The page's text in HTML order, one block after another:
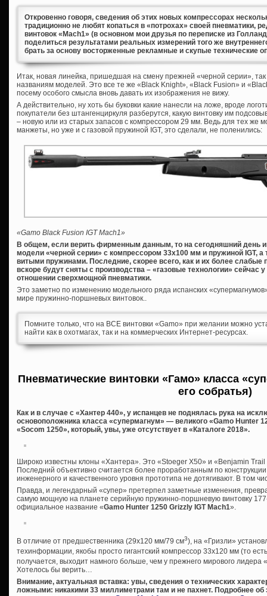
Откровенно говоря, сведения об этих новых компрессорах
традиционно не любят копаться в «потрохах» своей пневматики,
винтовок «Mach1» (в основном мои друзья по переписке из
поделиться результатами реальных измерений того же
брать за основу восторженные рекламные и скупые технические
Итак, новая линейка, пришедшая на смену прежней «черной серии»,
названиям моделей. Это все те же «Black Knight», «Black Fusion» и
посему особого смысла вновь давать их изображения не вижу.
А действительно, ну хоть бы буковки какие нанесли на ложе, вроде
покупатели без штангенциркуля разберутся, какую винтовку им
– новую или из старых запасов с компрессором 29 мм. Ведь для тех
манжеты, но уже и с газовой пружиной IGT, это сделали, не поленились:
«Gamo Black Fusion IGT Mach1»
В общем, если верить фирменным данным, то на сегодняшний день
модели «черной серии» с компрессором 33х100 мм и пружиной IGT,
витыми пружинами. Последние, скорее всего, как и их более слабые
вскоре будут сняты с производства – «газовые технологии» сейчас
отношении сверхмощной пневматики.
Это заметно по изменению модельного ряда испанских
мире пружинно-поршневых винтовок..
Помните только, что на ВСЕ винтовки «Gamo» при желании можно
найти как в охотмагах, так и на коммерческих Интернет-ресурсах.
Пневматические винтовки «Гамо» класса
его собратья)
Как и в случае с «Хантер 440», у испанцев не поднялась рука на
основоположника класса «супермагнум» — великого «Gamo Hunter
«Socom 1250», который, увы, уже отсутствует в «Каталоге 2018».
Широко известны клоны «Хантера». Это «Stoeger X50» и «Benjamin
Последний объективно считается более проработанным по
инженерного и качественного уровня прототипа не дотягивают. В том
Правда, и легендарный «супер» претерпел заметные изменения,
самую мощную на планете серийную пружинно-поршневую винтовку
официальное название «Gamo Hunter 1250 Grizzly IGT Mach1».
В отличие от предшественника (29х120 мм/79 см3), на «Гризли»
техинформации, якобы просто гигантский компрессор 33х120 мм (то
получается, выходит намного больше, чем у прежнего мирового
Хотелось бы верить…
Внимание, актуальная вставка: увы, сведения о технических
ложными: никакими 33 миллиметрами там и не пахнет. Подробнее об